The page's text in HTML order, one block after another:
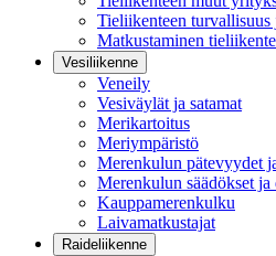
Tieliikenteen turvallisuus
Matkustaminen
Vesiliikenne
Veneily
Vesiväylät ja satamat
Merikartoitus
Meriympäristö
Merenkulun pätevyydet
Merenkulun säädökset
Kauppamerenkulku
Laivamatkustajat
Raideliikenne